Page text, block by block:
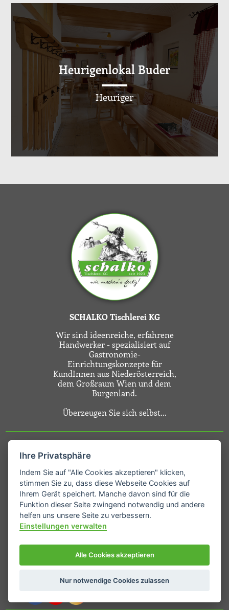
Heurigenlokal Buder
Heuriger
SCHALKO Tischlerei KG
Wir sind ideenreiche, erfahrene
Handwerker - spezialisiert auf
Gastronomie-
Einrichtungskonzepte für
KundInnen aus Niederösterreich,
dem Großraum Wien und dem
Burgenland.
Überzeugen Sie sich selbst...
Tel.02865/339
E-Mail: info@schalko.at
Schandachen 36
3874 Litschau
Waldviertel/Niederösterreich
Besuchen Sie uns auch
aufFacebook& unserem
Ihre Privatsphäre
Indem Sie auf "Alle Cookies akzeptieren" klicken,
stimmen Sie zu, dass diese Webseite Cookies auf
Ihrem Gerät speichert. Manche davon sind für die
Funktion dieser Seite zwingend notwendig und andere
helfen uns unsere Seite zu verbessern.
Einstellungen verwalten
Alle Cookies akzeptieren
Nur notwendige Cookies zulassen